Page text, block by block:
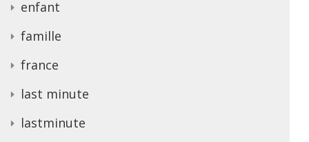
enfant
famille
france
last minute
lastminute